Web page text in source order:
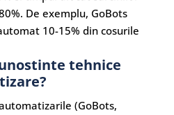
De exemplu, GoBots
10-15% din cosurile
tehnice
(GoBots,